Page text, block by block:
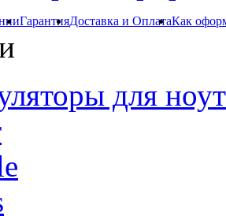
ГарантияДоставка и ОплатаКак
для